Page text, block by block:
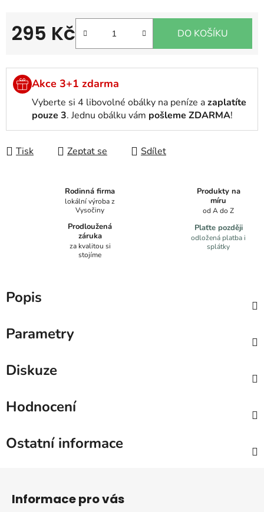
295 Kč DO KOŠÍKU
Akce 3+1 zdarma
Vyberte si 4 libovolné obálky na peníze azaplatíte
pouze 3. Jednu obálku vám pošleme ZDARMA!
Tisk Zeptat se Sdílet
Rodinná firma
lokální výroba z
Vysočiny
Produkty na
míru
od A do Z
Prodloužená
záruka
za kvalitou si
stojíme
Plaťte později
odložená platba i
splátky
Popis
Parametry
Diskuze
Hodnocení
Ostatní informace
Informace pro vás